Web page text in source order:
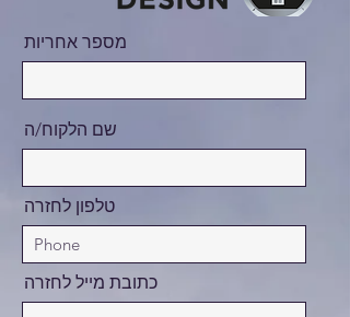
מספר אחריות
שם הלקוח/ה
טלפון לחזרה
כתובת מייל לחזרה